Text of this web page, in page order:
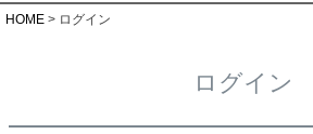
HOME ログイン
ログイン